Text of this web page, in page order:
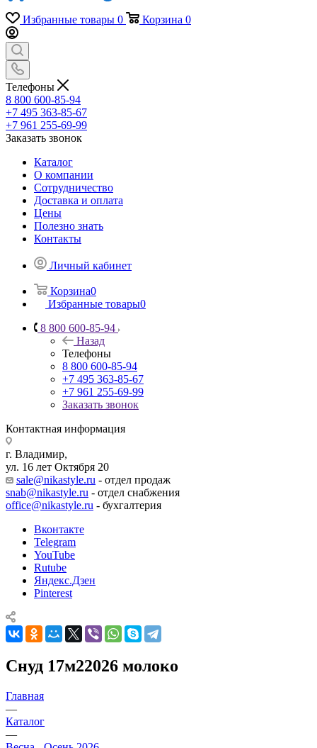
Избранные товары 0 Корзина 0
Телефоны
8 800 600-85-94
+7 495 363-85-67
+7 961 255-69-99
Заказать звонок
Каталог
О компании
Сотрудничество
Доставка и оплата
Цены
Полезно знать
Контакты
Личный кабинет
Корзина0
Избранные товары0
8 800 600-85-94
Назад
Телефоны
8 800 600-85-94
+7 495 363-85-67
+7 961 255-69-99
Заказать звонок
Контактная информация
г. Владимир,
ул. 16 лет Октября 20
sale@nikastyle.ru - отдел продаж
snab@nikastyle.ru - отдел снабжения
office@nikastyle.ru - бухгалтерия
Вконтакте
Telegram
YouTube
Rutube
Яндекс.Дзен
Pinterest
Снуд 17м22026 молоко
Главная
—
Каталог
—